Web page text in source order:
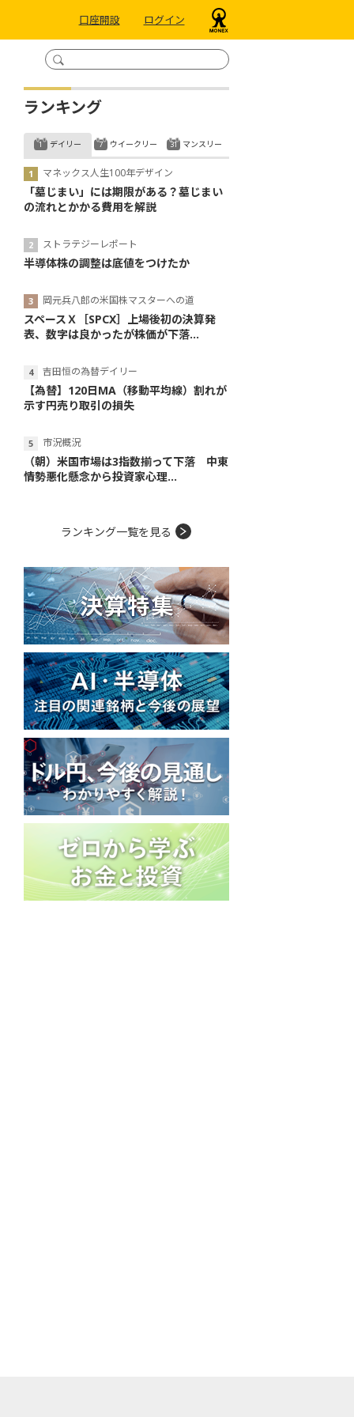
口座開設 ログイン
ランキング
デイリー
マネックス人生100年デザイン
「墓じまい」には期限がある？墓じまい
の流れとかかる費用を解説
ストラテジーレポート
半導体株の調整は底値をつけたか
岡元兵八郎の米国株マスターへの道
スペースＸ［SPCX］上場後初の決算発
表、数字は良かったが株価が下落...
吉田恒の為替デイリー
【為替】120日MA（移動平均線）割れが
示す円売り取引の損失
市況概況
（朝）米国市場は3指数揃って下落 中東
情勢悪化懸念から投資家心理...
ウイークリー マンスリー
ランキング一覧を見る